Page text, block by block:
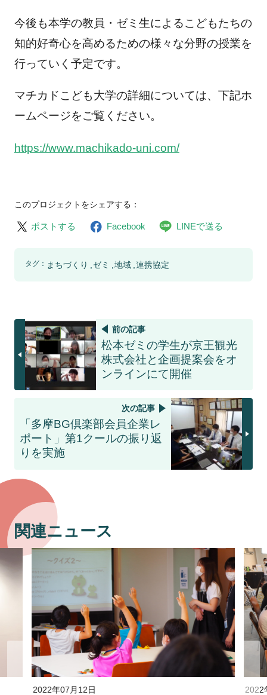
今後も本学の教員・ゼミ生によるこどもたちの
知的好奇心を高めるための様々な分野の授業を
行っていく予定です。
マチカドこども大学の詳細については、下記ホ
ームページをご覧ください。
https://www.machikado-uni.com/
このプロジェクトをシェアする：
ポストする Facebook LINEで送る
タグ： まちづくり ゼミ 地域 連携協定
前の記事
松本ゼミの学生が京王観光
株式会社と企画提案会をオ
ンラインにて開催
次の記事
「多摩BG倶楽部会員企業レ
ポート」第1クールの振り返
りを実施
関連ニュース
2022年07月12日 2022